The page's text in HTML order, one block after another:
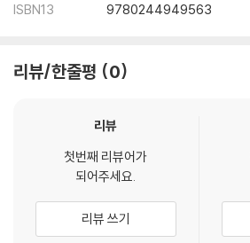
ISBN13
9780244949563
리뷰/한줄평 0
리뷰
첫번째 리뷰어가
되어주세요.
리뷰 쓰기